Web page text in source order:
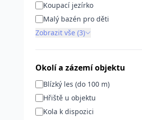
Koupací jezírko
Malý bazén pro děti
Zobrazit vše (3)
Okolí a zázemí objektu
Blízký les (do 100 m)
Hřiště u objektu
Kola k dispozici